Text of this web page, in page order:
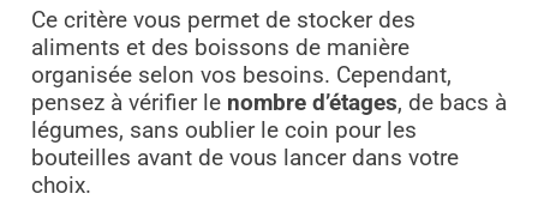
Ce critère vous permet de stocker des
aliments et des boissons de manière
organisée selon vos besoins. Cependant,
pensez à vérifier le nombre d’étages, de bacs à
légumes, sans oublier le coin pour les
bouteilles avant de vous lancer dans votre
choix.